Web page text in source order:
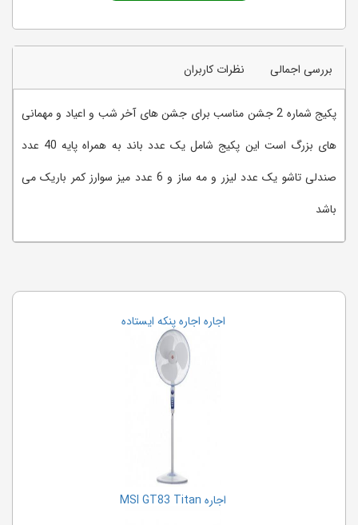
بررسی اجمالی نظرات کاربران
پکیج شماره 2 جشن مناسب برای جشن های آخر شب و اعیاد و مهمانی
های بزرگ است این پکیج شامل یک عدد باند به همراه پایه 40 عدد
صندلی تاشو یک عدد لیزر و مه ساز و 6 عدد میز سوارز کمر باریک می
باشد
اجاره اجاره پنکه ایستاده
اجاره MSI GT83 Titan